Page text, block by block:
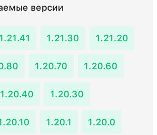
версии
1.21.41 1.21.30 1.21.20
1.20.70 1.20.60
1.20.40 1.20.30
1.20.1 1.20.0